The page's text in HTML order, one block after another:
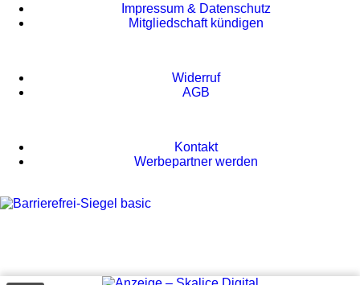
Impressum & Datenschutz
Mitgliedschaft kündigen
Widerruf
AGB
Kontakt
Werbepartner werden